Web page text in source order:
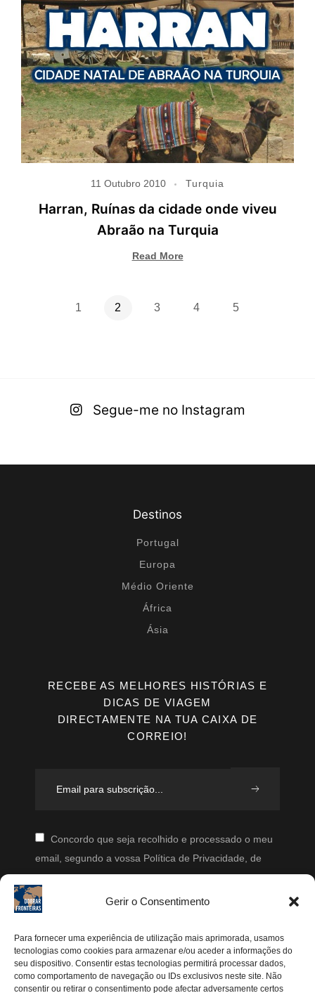
Gerir o Consentimento
Para fornecer uma experiência de utilização mais aprimorada, usamos
tecnologias como cookies para armazenar e/ou aceder a informações do
seu dispositivo. Consentir estas tecnologias permitirá processar dados,
como comportamento de navegação ou IDs exclusivos neste site. Não
consentir ou retirar o consentimento pode afectar adversamente certos
11 Outubro 2010 Turquia
Harran, Ruínas da cidade onde viveu
Abraão na Turquia
Read More
1 2 3 4 5
Segue-me no Instagram
Destinos
Portugal
Europa
Médio Oriente
África
Ásia
RECEBE AS MELHORES HISTÓRIAS E
DICAS DE VIAGEM
DIRECTAMENTE NA TUA CAIXA DE
CORREIO!
Concordo que seja recolhido e processado o meu
email, segundo a vossa Política de Privacidade, de
modo a que posteriormente possam enviar-me emails
periodicamente.
Segue-me
Instagram
Pinterest